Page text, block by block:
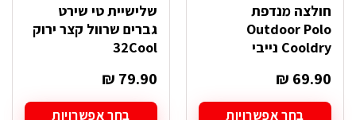
חולצה מנדפת
Outdoor Polo
Cooldry נייבי
₪ 69.90
בחר אפשרויות
שלישיית טי שירט
גברים שרוול קצר ירוק
32Cool
₪ 79.90
בחר אפשרויות